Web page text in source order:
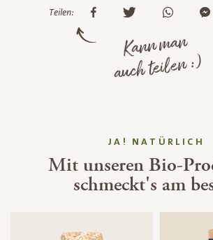
Teilen:
Kann man
auch teilen :)
JA! NATÜRLICH
Mit unseren Bio-
schmeckt's am